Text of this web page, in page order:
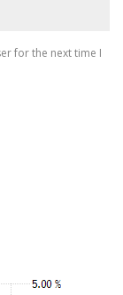
for the next time I